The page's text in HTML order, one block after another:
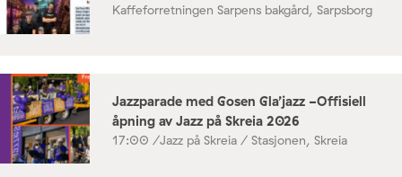
Kaffeforretningen Sarpens bakgård, Sarpsborg
Jazzparade med Gosen Gla’jazz -Offisiell
åpning av Jazz på Skreia 2026
17:00 /Jazz på Skreia / Stasjonen, Skreia